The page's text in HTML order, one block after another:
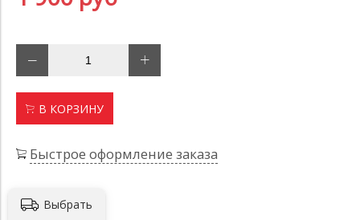
В КОРЗИНУ
Быстрое оформление заказа
Выбрать